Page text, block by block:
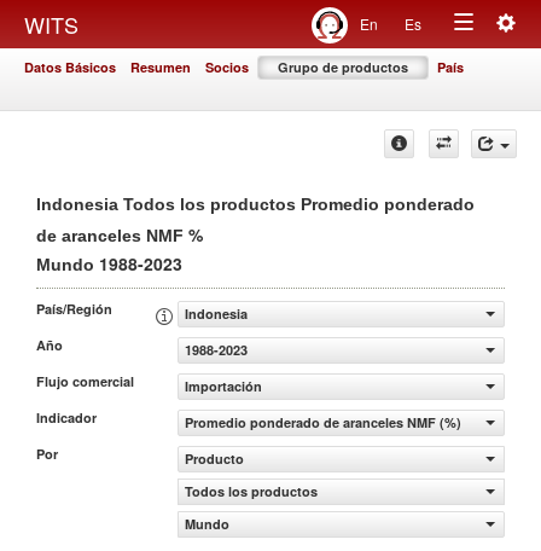
WITS En Es
Toggle
Datos Básicos Resumen Socios Grupo de productos País
Indonesia Todos los productos Promedio ponderado
de aranceles NMF %
Mundo 1988-2023
País/Región
Indonesia
Año
1988-2023
Flujo comercial
Importación
Indicador
Promedio ponderado de aranceles NMF (%)
Por
Producto
Todos los productos
Mundo